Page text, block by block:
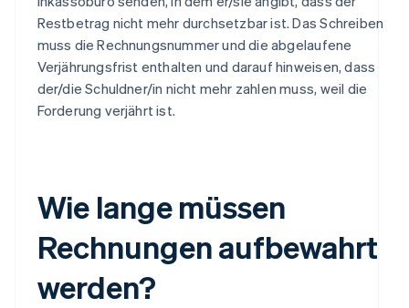
Restbetrag nicht mehr durchsetzbar ist. Das Schreiben
muss die Rechnungsnummer und die abgelaufene
Verjährungsfrist enthalten und darauf hinweisen, dass
der/die Schuldner/in nicht mehr zahlen muss, weil die
Forderung verjährt ist.
Wie lange müssen
Rechnungen aufbewahrt
werden?